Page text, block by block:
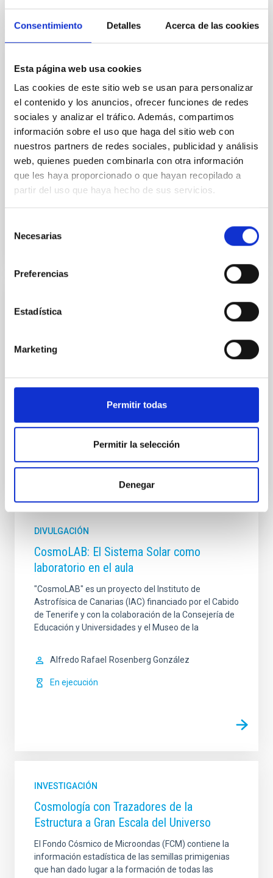
Consentimiento Detalles Acerca de las cookies
Esta página web usa cookies
Las cookies de este sitio web se usan para personalizar
el contenido y los anuncios, ofrecer funciones de redes
sociales y analizar el tráfico. Además, compartimos
información sobre el uso que haga del sitio web con
nuestros partners de redes sociales, publicidad y análisis
web, quienes pueden combinarla con otra información
que les haya proporcionado o que hayan recopilado a
partir del uso que haya hecho de sus servicios.
Necesarias
Preferencias
Estadística
Marketing
Permitir todas
Permitir la selección
Denegar
DIVULGACIÓN
Cosmocolor
Cosmocolor es una exposición en la que se han
seleccionado algunas de las mejores fotografías del
cielo obtenidas por los astrónomos aficionados que
participaron en "Fotocósmica 2004", un concurso
MARIA CARMEN PUERTO VARELA
Es un proyecto educativo del Instituto de Astrofísica
de Canarias (IAC) dirigido al profesorado de
Su principal objetivo es facilitar la enseñanza de la
En ejecución
DIVULGACIÓN
CosmoLAB: El Sistema Solar como
laboratorio en el aula
"CosmoLAB" es un proyecto del Instituto de
Astrofísica de Canarias (IAC) financiado por el Cabido
de Tenerife y con la colaboración de la Consejería de
Educación y Universidades y el Museo de la
Alfredo Rafael Rosenberg González
En ejecución
INVESTIGACIÓN
Cosmología con Trazadores de la
Estructura a Gran Escala del Universo
El Fondo Cósmico de Microondas (FCM) contiene la
información estadística de las semillas primigenias
que han dado lugar a la formación de todas las